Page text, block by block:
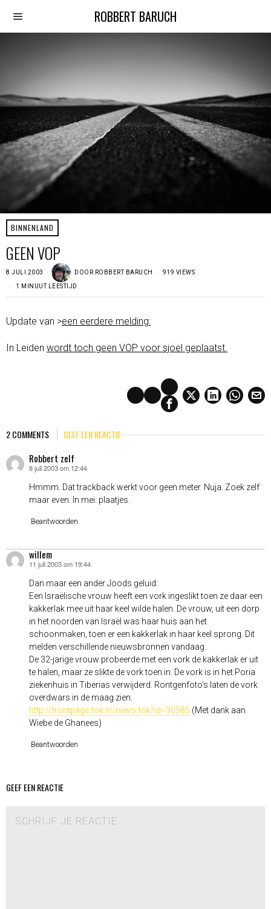
ROBBERT BARUCH
BINNENLAND
GEEN VOP
8 JULI 2003 DOOR ROBBERT BARUCH 919 VIEWS
1 MINUUT LEESTIJD
Update van >een eerdere melding:
In Leiden wordt toch geen VOP voor sjoel geplaatst.
2 COMMENTS GEEF EEN REACTIE
Robbert zelf
schreef:
8 juli 2003 om 12:44
Hmmm. Dat trackback werkt voor geen meter. Nuja. Zoek zelf
maar even. In mei: plaatjes.
Beantwoorden
willem
schreef:
11 juli 2003 om 19:44
Dan maar een ander Joods geluid:
Een Israëlische vrouw heeft een vork ingeslikt toen ze daar een
kakkerlak mee uit haar keel wilde halen. De vrouw, uit een dorp
in het noorden van Israël was haar huis aan het
schoonmaken, toen er een kakkerlak in haar keel sprong. Dit
melden verschillende nieuwsbronnen vandaag.
De 32-jarige vrouw probeerde met een vork de kakkerlak er uit
te halen, maar ze slikte de vork toen in. De vork is in het Poria
ziekenhuis in Tiberias verwijderd. Rontgenfoto’s laten de vork
overdwars in de maag zien.
http://frontpage.fok.nl/news.fok?id=30585 (Met dank aan
Wiebe de Ghanees)
Beantwoorden
GEEF EEN REACTIE